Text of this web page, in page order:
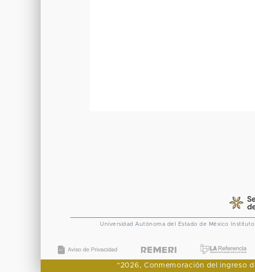
Universidad Autónoma del Estado de México
"2026, Conmemoración del ingreso